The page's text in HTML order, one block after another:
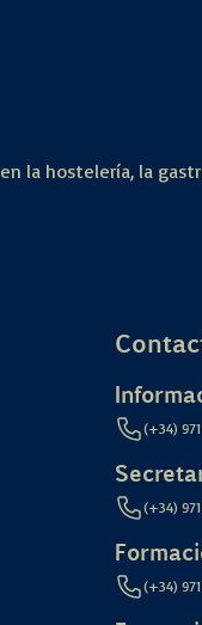
la hostelería, la
(+34)
(+34) 971
(+34)